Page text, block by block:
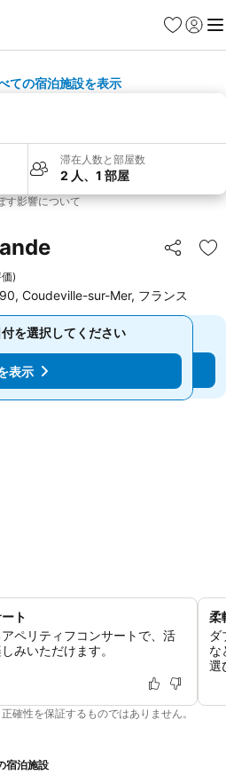
お気に入り
ログイ
メ
の宿泊施設を表示
滞在人数と部屋数
2 人、1 部屋
す影響について
シェア
お
)
Coudeville-sur-Mer, フランス
を選択してください
を表示
を選択してください
表示
ト
ペリティフコンサートで、活
みいただけます。
柔
ダ
な
選
確性を保証するものではありません。
宿泊施設